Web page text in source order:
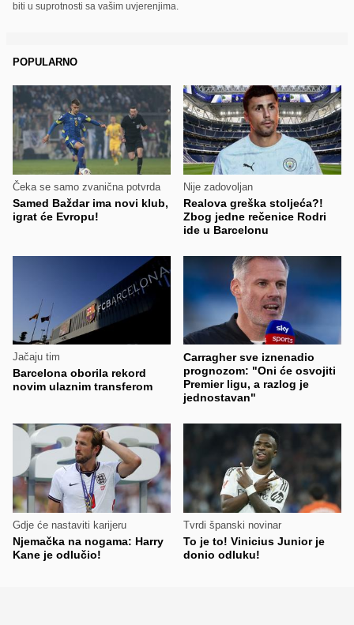
biti u suprotnosti sa vašim uvjerenjima.
POPULARNO
Čeka se samo zvanična potvrda
Samed Baždar ima novi klub,
igrat će Evropu!
Nije zadovoljan
Realova greška stoljeća?!
Zbog jedne rečenice Rodri
ide u Barcelonu
Jačaju tim
Barcelona oborila rekord
novim ulaznim transferom
Carragher sve iznenadio
prognozom: "Oni će osvojiti
Premier ligu, a razlog je
jednostavan"
Gdje će nastaviti karijeru
Njemačka na nogama: Harry
Kane je odlučio!
Tvrdi španski novinar
To je to! Vinicius Junior je
donio odluku!